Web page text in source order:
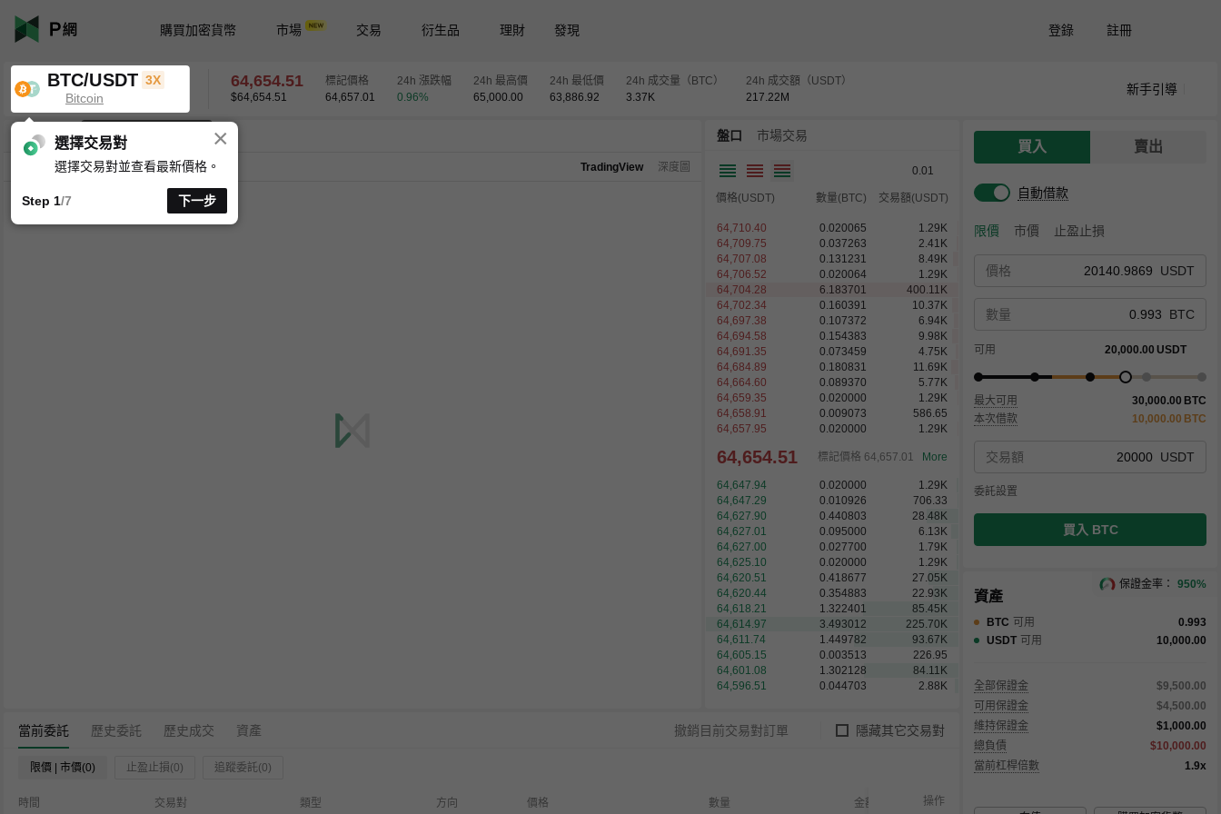
購買加密貨幣 市場 交易 衍生品 理財 發現 登錄 註冊
BTC/USDT 3X
Bitcoin
64,654.51
$64,654.51
標記價格
64,657.01
24h 漲跌幅
0.96%
24h 最高價
65,000.00
24h 最低價
63,886.92
24h 成交量（BTC）
3.37 K
24h 成交額（USDT）
217.22 M
新手引導
BTC/USDT 0.96 % 64,654.51
15 分1 時4 時1 天1 週 TradingView 深度圖
盤口 市場交易
0.01
價格(USDT) 數量(BTC) 交易額(USDT)
64,707.08 0.131231 8.49 K
64,706.52
0.020064 1.29 K
64,704.28
6.183701 400.11 K
64,702.34
0.160391 10.37 K
64,697.81
2.558498 165.52 K
64,697.38
0.107372 6.94 K
64,695.87
0.160391 10.37 K
64,694.58
0.285612 18.47 K
64,691.35
0.073459 4.75 K
64,688.11
0.107372 6.94 K
64,684.89
0.180831 11.69 K
64,659.35
0.020000 1.29 K
64,658.91
0.009073
586.65
64,657.95
0.020000 1.29 K
64,654.51 標記價格 64,657.01 More
64,647.94 0.020000 1.29 K
64,647.29
0.010926
706.33
64,627.90
0.440803 28.48 K
64,627.01
0.095000 6.13 K
64,627.00
0.027700 1.79 K
64,625.10
0.020000 1.29 K
64,620.44
0.354883 22.93 K
64,618.21
1.322401 85.45 K
64,614.97
3.493012 225.70 K
64,611.74
1.449782 93.67 K
64,605.15
0.003513
226.95
64,601.09
1.066676 68.90K
64,601.08
1.302128 84.11 K
64,596.51
0.074800 4.83 K
當前委託 歷史委託 歷史成交 資產 撤銷目前交易對訂單 隱藏其它交易對
限價 | 市價(0) 止盈止損(0) 追蹤委託(0)
時間 交易對 類型 方向 價格 數量 金額 操作
買入 賣出
自動借款
限價 市價 止盈止損
價格 USDT
數量 BTC
可用 20,000.00 USDT
最大可用 30,000.00 BTC
本次借款
10,000.00 BTC
交易額 USDT
委託設置
買入 BTC
資產
BTC 可用
0.993
USDT 可用 10,000.00
全部保證金
$9,500.00
可用保證金
$4,500.00
維持保證金
$1,000.00
總負債
$10,000.00
當前杠桿倍數
1.9x
保證金率： 950%
K 線時間週期支援自訂 ×
選擇交易對
選擇交易對並查看最新價格。
Step 1/7 下一步